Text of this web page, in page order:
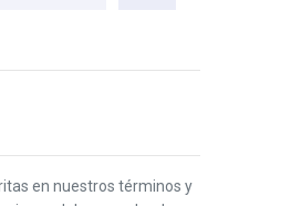
en nuestros términos y